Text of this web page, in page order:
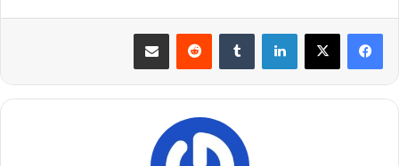
لینکدین ‫تامبلر ‫رددیت اشتراک گذاری از طریق ایمیل